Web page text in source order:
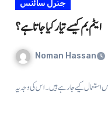
جنرل سائنس
ایٹم بم کیسے تیار کیا جاتا ہے؟
Noman Hassan